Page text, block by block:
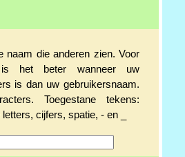
naam die anderen zien. Voor
is het beter wanneer uw
is dan uw gebruikersnaam.
Toegestane tekens:
cijfers, spatie, - en _